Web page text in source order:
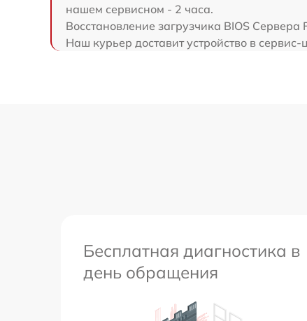
нашем сервисном - 2 часа.
Восстановление загрузчика BIOS
Наш курьер доставит устройство в сервис-
Бесплатная диагностика в
день обращения